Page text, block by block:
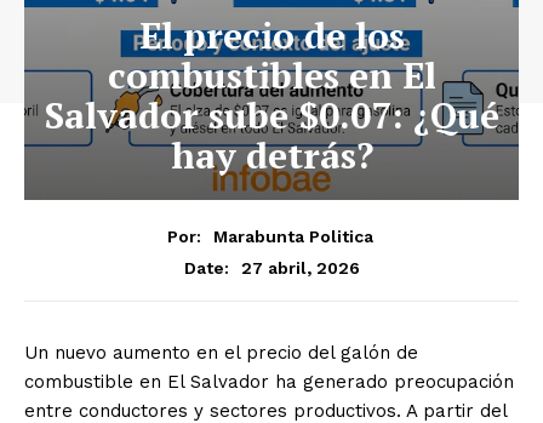
El precio de los
combustibles en El
Salvador sube $0.07: ¿Qué
hay detrás?
Por:
Marabunta Politica
Date:
27 abril, 2026
Un nuevo aumento en el precio del galón de
combustible en El Salvador ha generado preocupación
entre conductores y sectores productivos. A partir del